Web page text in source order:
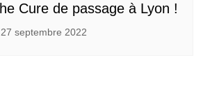
Cure de passage à Lyon !
27 septembre 2022